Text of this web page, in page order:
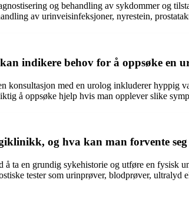
og behandling av sykdommer og
av urinveisinfeksjoner, nyrestein,
indikere behov for å oppsøke en
konsultasjon med en urolog inkluderer
å oppsøke hjelp hvis man opplever slike
og hva kan man forvente seg
ta en grundig sykehistorie og utføre en fysisk
tester som urinprøver, blodprøver, ultralyd